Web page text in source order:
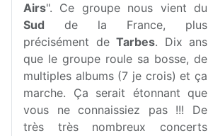
Airs". Ce groupe nous vient du
Sud de la France, plus
précisément de Tarbes. Dix ans
que le groupe roule sa bosse, de
multiples albums (7 je crois) et ça
marche. Ça serait étonnant que
vous ne connaissiez pas !!! De
très très nombreux concerts